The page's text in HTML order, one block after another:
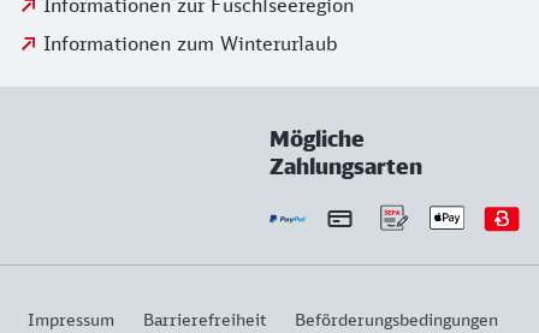
Informationen zur Fuschlseeregion
Informationen zum Winterurlaub
Mögliche
Zahlungsarten
Impressum Barrierefreiheit Beförderungsbedingungen